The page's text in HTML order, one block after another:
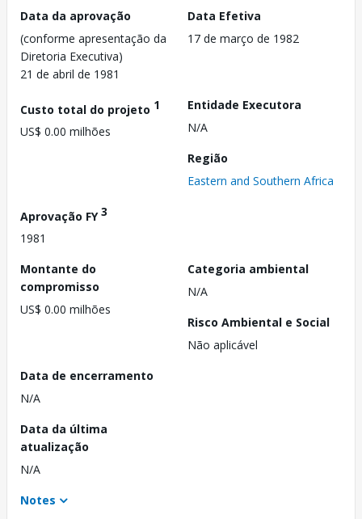
Data da aprovação
(conforme apresentação da
Diretoria Executiva)
21 de abril de 1981
Data Efetiva
17 de março de 1982
Custo total do projeto 1
US$ 0.00 milhões
Entidade Executora
N/A
Região
Eastern and Southern Africa
Aprovação FY3
1981
Montante do
compromisso
US$ 0.00 milhões
Categoria ambiental
N/A
Risco Ambiental e Social
Não aplicável
Data de encerramento
N/A
Data da última
atualização
N/A
Notes